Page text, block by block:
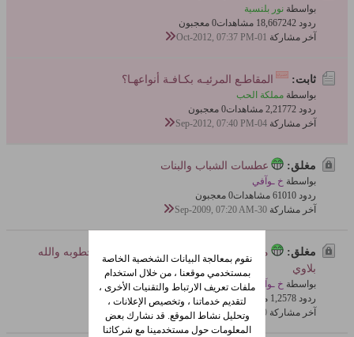
بواسطة نور بلنسية
ردود 242
18,667 مشاهدات
0 معجبون
آخر مشاركة 01-Oct-2012, 07:37 PM
ثابت: المقاطـع المرئيـه بكـافـة أنواعهـا؟
بواسطة مملكة الحب
ردود 72
2,217 مشاهدات
0 معجبون
آخر مشاركة 04-Sep-2012, 07:40 PM
مغلق: عطسات الشباب والبنات
بواسطة خ ـوآفي
ردود 10
610 مشاهدات
0 معجبون
آخر مشاركة 30-Sep-2009, 07:20 AM
مغلق:
مواقف مضحكه للبنات ليلة الدخله او الخطوبه والله
بلاوي
بواسطة خ ـوآفي
ردود 8
1,257 مشاهدات
آخر مشاركة 30-Sep-2009, 07:19 AM
نقوم بمعالجة البيانات الشخصية الخاصة
بمستخدمي موقعنا ، من خلال استخدام
ملفات تعريف الارتباط والتقنيات الأخرى ،
لتقديم خدماتنا ، وتخصيص الإعلانات ،
وتحليل نشاط الموقع. قد نشارك بعض
المعلومات حول مستخدمينا مع شركائنا